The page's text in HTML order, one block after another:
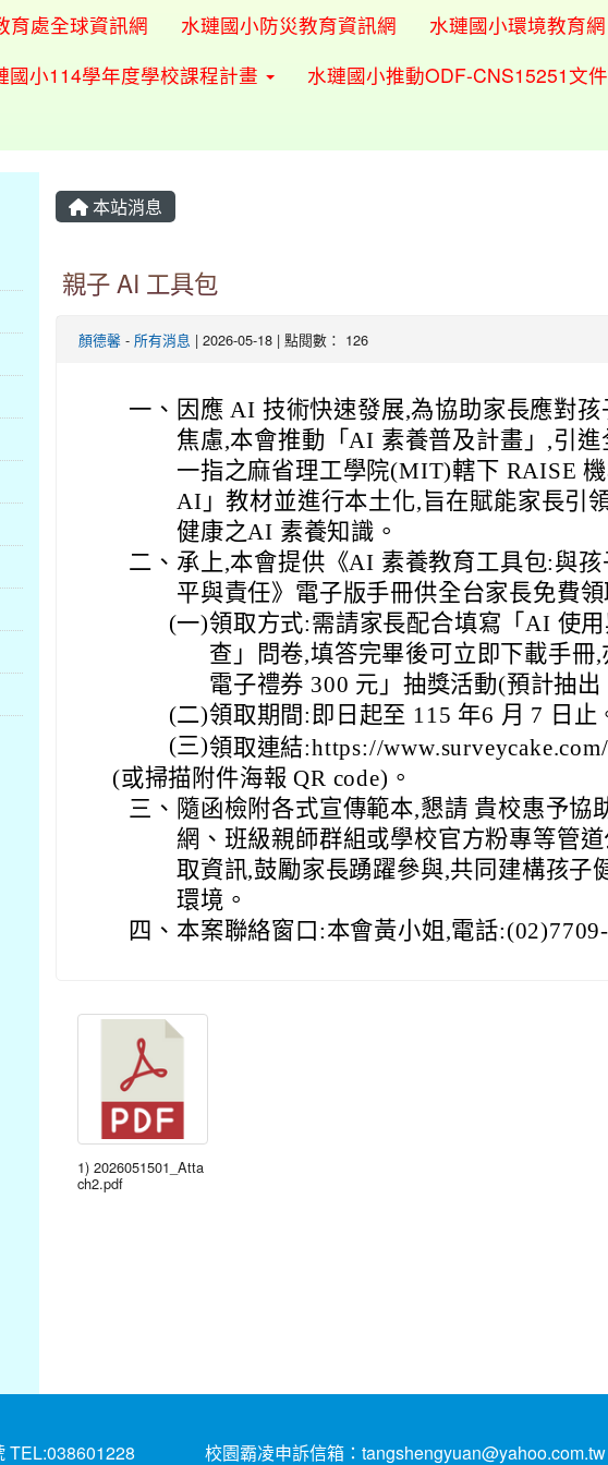
育處全球資訊網 水璉國小防災教育資訊網 水璉國小環境教育網
國小114學年度學校課程計畫 水璉國小推動ODF-CNS15251文
本站消息
親子 AI 工具包
顏德馨 - 所有消息 | 2026-05-18 | 點閱數： 126
一、 因應 AI 技術快速發展,為協助家長應對
焦慮,本會推動「AI 素養普及計畫」,引
一指之麻省理工學院(MIT)轄下 RAISE
AI」教材並進行本土化,旨在賦能家長引
健康之AI 素養知識。
二、 承上,本會提供《AI 素養教育工具包:與
平與責任》電子版手冊供全台家長免費領
(一)領取方式:需請家長配合填寫「AI 使
查」問卷,填答完畢後可立即下載手冊
電子禮券 300 元」抽獎活動(預計抽出
(二)領取期間:即日起至 115 年6 月 7 日止
(三)領取連結:https://
(或掃描附件海報 QR code)。
三、 隨函檢附各式宣傳範本,懇請 貴校惠予協
網、班級親師群組或學校官方粉專等管
取資訊,鼓勵家長踴躍參與,共同建構孩子
環境。
四、 本案聯絡窗口:本會黃小姐,電話:(02)7709-
1) 2026051501_Atta
ch2.pdf
TEL:038601228 校園霸凌申訴信箱：tangshengyuan@yahoo.com.tw